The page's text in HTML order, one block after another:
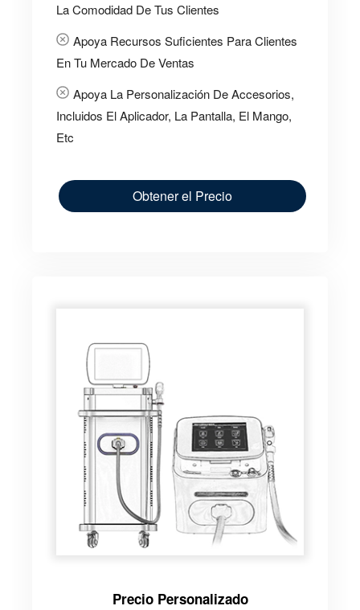
La Comodidad De Tus Clientes
Apoya Recursos Suficientes Para Clientes
En Tu Mercado De Ventas
Apoya La Personalización De Accesorios,
Incluidos El Aplicador, La Pantalla, El Mango,
Etc
Obtener el Precio
Precio Personalizado